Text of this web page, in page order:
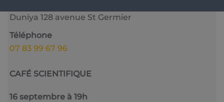
Duniya 128 avenue St Germier
Téléphone
07 83 99 67 96
CAFÉ SCIENTIFIQUE
16 septembre à 19h